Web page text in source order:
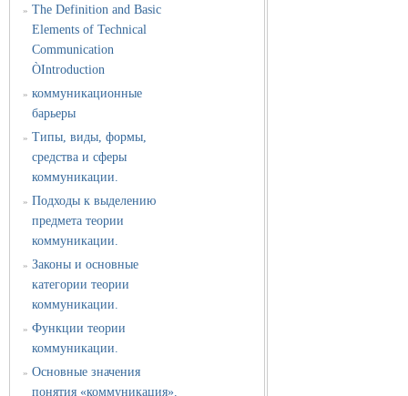
» The Definition and Basic
Elements of Technical
Communication
ÒIntroduction
» коммуникационные
барьеры
» Типы, виды, формы,
средства и сферы
коммуникации.
» Подходы к выделению
предмета теории
коммуникации.
» Законы и основные
категории теории
коммуникации.
» Функции теории
коммуникации.
» Основные значения
понятия «коммуникация».